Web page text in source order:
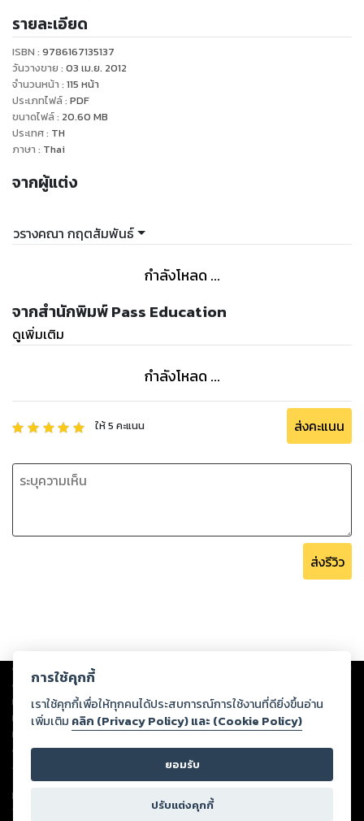
รายละเอียด
ISBN : 9786167135137
วันวางขาย : 03 เม.ย. 2012
จำนวนหน้า : 115 หน้า
ประเภทไฟล์: PDF
ขนาดไฟล์: 20.60 MB
ประเทศ: TH
ภาษา : Thai
จากผู้แต่ง
วรางคณา กฤตสัมพันธ์
กำลังโหลด ...
จากสำนักพิมพ์ Pass Education
ดูเพิ่มเติม
กำลังโหลด ...
ให้5 คะแนน ส่งคะแนน
ส่งรีวิว
Copyright © 2026
ต่อผลงานหรือเนื้อหาใดที่อัปโหลดผ่านเว็บไซต์และปรากฏว่าละเมิดสิทธิใน
ทรัพย์สินทางปัญญาของบุคคลอื่นหรือขัดต่อกฎหมายและศีลธรรม ดังนั้น ผู้อ่าน
ทุกท่านโปรดใช้วิจารณญาณในการกลั่นกรองด้วยตนเอง และหากท่านพบว่าส่วน
หนึ่งส่วนใดขัดต่อกฎหมายและศีลธรรม กรุณาแจ้งมายังบริษัท เพื่อทีมงานจะได้
ดำเนินการในทันที ทั้งนี้ ทางสตอรี่ล็อกขอสงวนลิขสิทธิ์ตามพระราชบัญญัติ
ลิขสิทธิ์ พ.ศ. 2537 (ฉบับล่าสุด)
For support: member@ookbee.com
Version
การใช้คุกกี้
เราใช้คุกกี้เพื่อให้ทุกคนได้ประสบการณ์การใช้งานที่ดียิ่งขึ้นอ่าน
เพิ่มเติม คลิก (Privacy Policy) และ (Cookie Policy)
ยอมรับ
ปรับแต่งคุกกี้